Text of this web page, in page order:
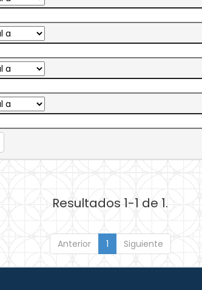
Resultados 1-1 de 1.
Anterior 1 Siguiente